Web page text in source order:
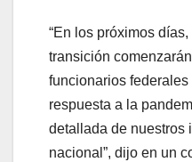
“En los próximos
transición
funcionarios
respuesta a la
detallada de nuestros
nacional”, dijo en un